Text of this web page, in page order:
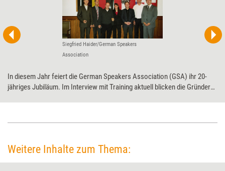
Siegfried Haider/German Speakers
Association
In diesem Jahr feiert die German Speakers Association (GSA) ihr 20-
jähriges Jubiläum. Im Interview mit Training aktuell blicken die Gründer
Weitere Inhalte zum Thema: